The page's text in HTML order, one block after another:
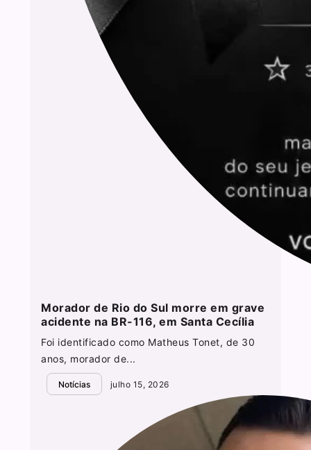
Morador de Rio do Sul morre em grave
acidente na BR-116, em Santa Cecília
Foi identificado como Matheus Tonet, de 30
anos, morador de...
Notícias julho 15, 2026